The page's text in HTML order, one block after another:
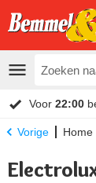
Voor 22:00
Vorige Home